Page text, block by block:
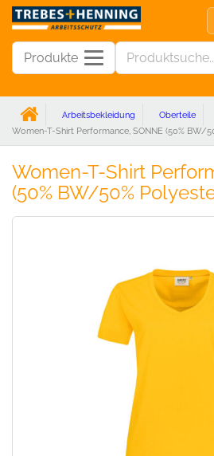
Produkte
Arbeitsbekleidung Oberteile
Women-T-Shirt Performance, SONNE (50% BW/
Women-T-Shirt
(50% BW/50%